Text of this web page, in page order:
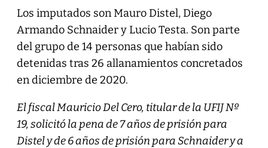
Los imputados son Mauro Distel, Diego
Armando Schnaider y Lucio Testa. Son parte
del grupo de 14 personas que habían sido
detenidas tras 26 allanamientos concretados
en diciembre de 2020.
El fiscal Mauricio Del Cero, titular de la UFIJ Nº
19, solicitó la pena de 7 años de prisión para
Distel y de 6 años de prisión para Schnaider y a